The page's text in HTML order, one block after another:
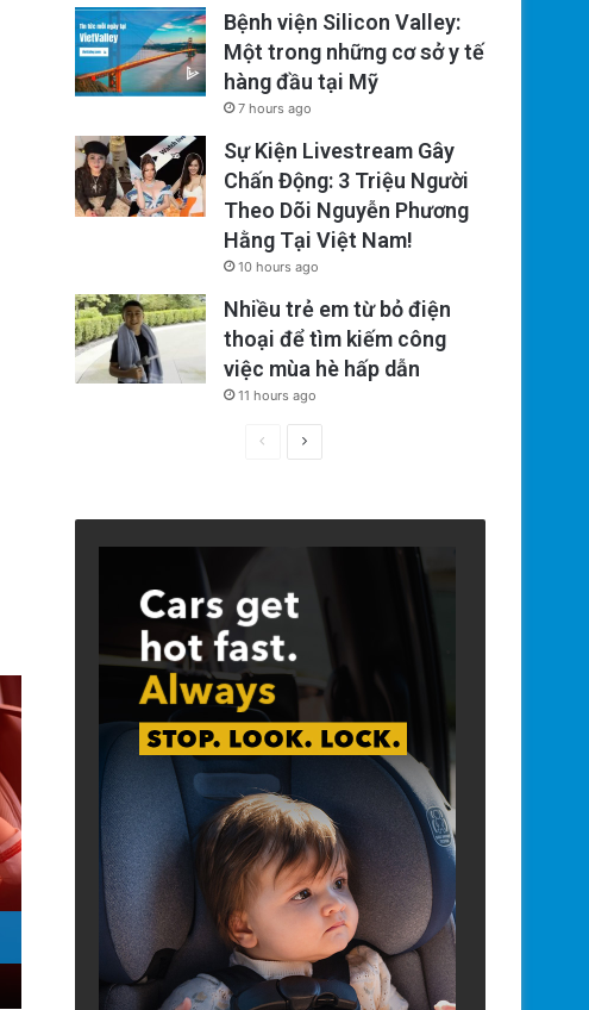
Bệnh viện Silicon Valley:
Một trong những cơ sở y tế
hàng đầu tại Mỹ
7 hours ago
Sự Kiện Livestream Gây
Chấn Động: 3 Triệu Người
Theo Dõi Nguyễn Phương
Hằng Tại Việt Nam!
10 hours ago
Nhiều trẻ em từ bỏ điện
thoại để tìm kiếm công
việc mùa hè hấp dẫn
11 hours ago
PreviousNext